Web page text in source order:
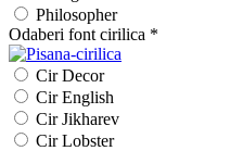
Philosopher
Odaberi font cirilica *
Cir Decor
Cir English
Cir Jikharev
Cir Lobster